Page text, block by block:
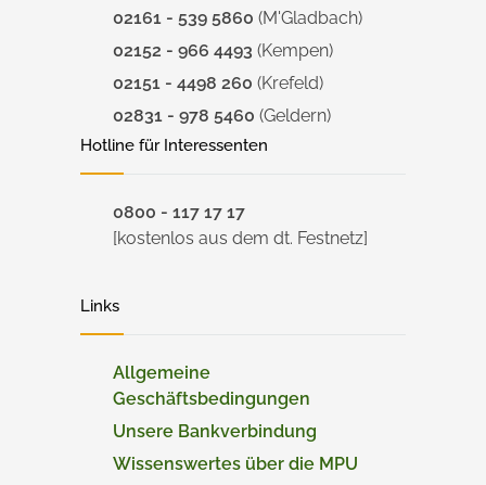
02161 - 539 5860 (M'Gladbach)
02152 - 966 4493 (Kempen)
02151 - 4498 260 (Krefeld)
02831 - 978 5460 (Geldern)
Hotline für Interessenten
0800 - 117 17 17
[kostenlos aus dem dt. Festnetz]
Links
Allgemeine
Geschäftsbedingungen
Unsere Bankverbindung
Wissenswertes über die MPU